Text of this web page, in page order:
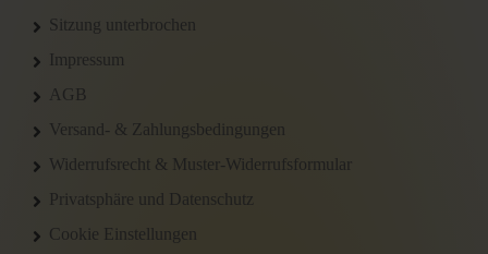
Sitzung unterbrochen
Impressum
AGB
Versand- & Zahlungsbedingungen
Widerrufsrecht & Muster-Widerrufsformular
Privatsphäre und Datenschutz
Cookie Einstellungen